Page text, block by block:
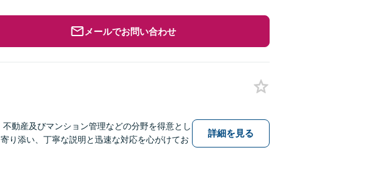
メールでお問い合わせ
動産及びマンション管理などの分野を得意とし
り添い、丁寧な説明と迅速な対応を心がけてお
詳細を見る